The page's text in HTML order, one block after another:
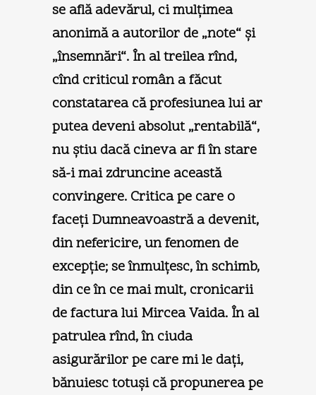
se află adevărul, ci mulţimea
anonimă a autorilor de „note“ şi
„însemnări“. În al treilea rînd,
cînd criticul român a făcut
constatarea că profesiunea lui ar
putea deveni absolut „rentabilă“,
nu ştiu dacă cineva ar fi în stare
să-i mai zdruncine această
convingere. Critica pe care o
faceţi Dumneavoastră a devenit,
din nefericire, un fenomen de
excepţie; se înmulţesc, în schimb,
din ce în ce mai mult, cronicarii
de factura lui Mircea Vaida. În al
patrulea rînd, în ciuda
asigurărilor pe care mi le daţi,
bănuiesc totuşi că propunerea pe